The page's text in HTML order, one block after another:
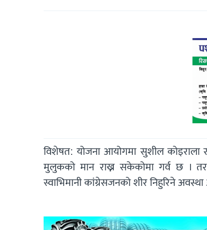
विशेषत: योजना आयोगमा सुशील कोइराला
मुलुकको मान राख्न सकेकोमा गर्व छ । तर
स्वाभिमानी कांग्रेसजनको शीर निहुरिने